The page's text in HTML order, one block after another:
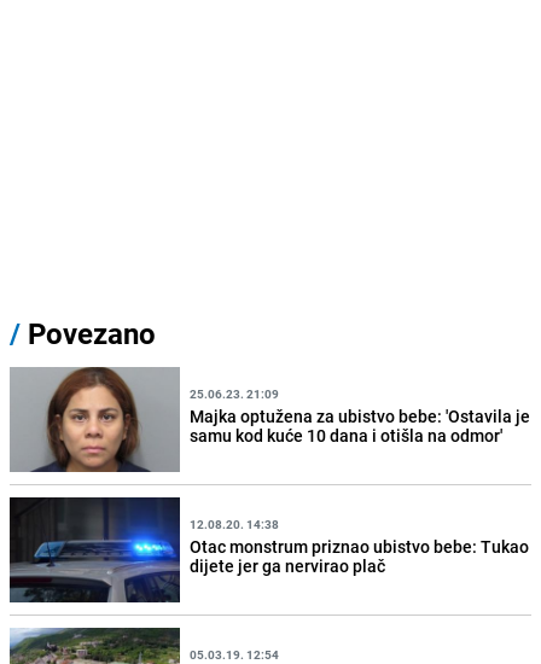
/ Povezano
25.06.23. 21:09
Majka optužena za ubistvo bebe: 'Ostavila je
samu kod kuće 10 dana i otišla na odmor'
12.08.20. 14:38
Otac monstrum priznao ubistvo bebe: Tukao
dijete jer ga nervirao plač
05.03.19. 12:54